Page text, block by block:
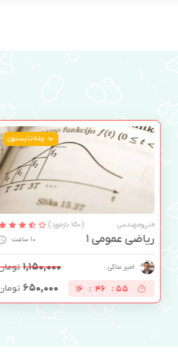
چله تابستون
فنی‌ومهندسی
ریاضی عمومی 1
امیر ساکی ۱,۱۵۰,۰۰۰ تومان
54
:
46
:
16 ۶۵۰,۰۰۰ تومان